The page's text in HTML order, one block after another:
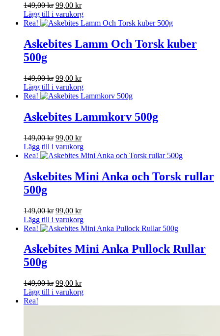
149,00kr Det
ursprungliga
priset
149,00 kr.
99,00 krDet
nuvarande
priset
Lägg till i varukorg
Rea!
Askebites Lamm Och Torsk kuber
500g
149,00kr Det
ursprungliga
priset
149,00 kr.
99,00 krDet
nuvarande
priset
99,00 kr.
Lägg till i varukorg
Rea!
Askebites Lammkorv 500g
149,00kr Det
ursprungliga
priset
149,00 kr.
99,00 krDet
nuvarande
priset
99,00 kr.
Lägg till i varukorg
Rea!
Askebites Mini Anka och Torsk rullar
500g
149,00kr Det
ursprungliga
priset
149,00 kr.
99,00 krDet
nuvarande
priset
99,00 kr.
Lägg till i varukorg
Rea!
Askebites Mini Anka Pullock Rullar
500g
149,00kr Det
ursprungliga
99,00 krDet
nuvarande
Lägg till i varukorg
Rea!